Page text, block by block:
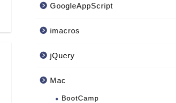
GoogleAppScript
imacros
jQuery
Mac
BootCamp